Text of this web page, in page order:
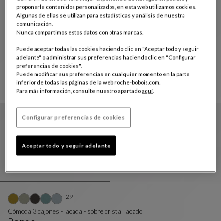
Octet
Cómoda
Ver Descripción Completa
Cómoda 3 cajones - lacada - sobre cristal lacado
+29Otros colores : 29 colores disponibles
proponerle contenidos personalizados, en esta web utilizamos cookies.
Algunas de ellas se utilizan para estadísticas y análisis de nuestra
comunicación.
Nunca compartimos estos datos con otras marcas.
Puede aceptar todas las cookies haciendo clic en "Aceptar todo y seguir
adelante" o administrar sus preferencias haciendo clic en "Configurar
preferencias de cookies".
Puede modificar sus preferencias en cualquier momento en la parte
inferior de todas las páginas de la web roche-bobois.com.
Para más información, consulte nuestro apartadoaquí
Configurar preferencias de cookies
Aceptar todo y seguir adelante